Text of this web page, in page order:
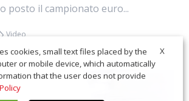
posto il campionato euro...
Video
X
cookies, small text files placed by the
or mobile device, which automatically
that the user does not provide